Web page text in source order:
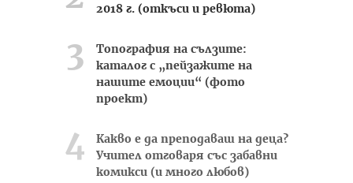
2018 г. (откъси и ревюта)
Топография на сълзите:
каталог с „пейзажите на
нашите емоции“ (фото
проект)
Какво е да преподаваш на деца?
Учител отговаря със забавни
комикси (и много любов)